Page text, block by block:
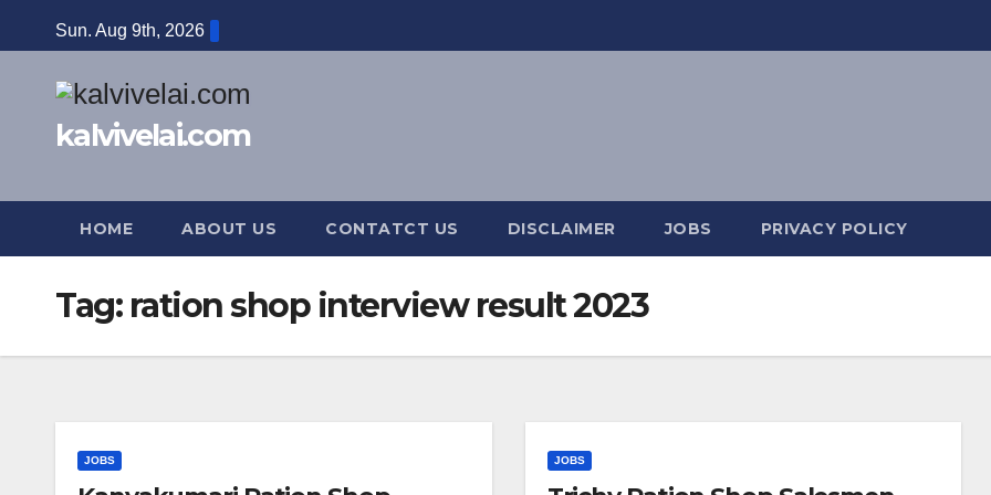
to
Sun. Aug 9th, 2026
kalvivelai.com
HOME ABOUT US CONTATCT US DISCLAIMER JOBS PRIVACY POLICY
Tag: ration shop interview result 2023
JOBS JOBS